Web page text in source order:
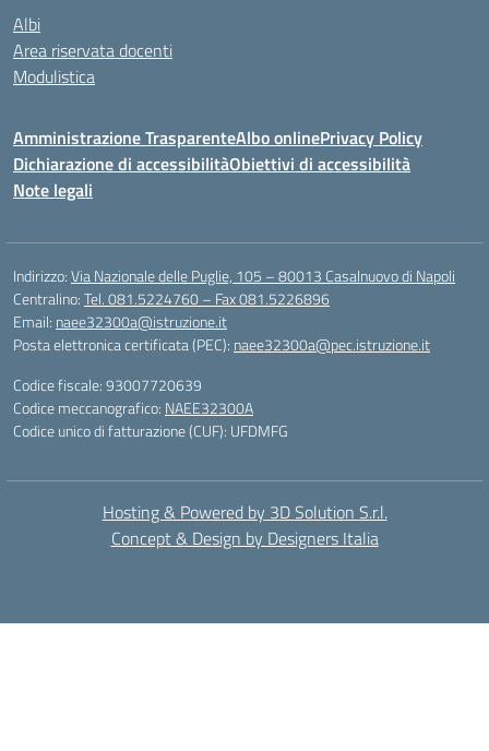
Albi
Area riservata docenti
Modulistica
Amministrazione TrasparenteAlbo onlinePrivacy Policy
Dichiarazione di accessibilitàObiettivi di accessibilità
Note legali
Indirizzo:Via Nazionale delle Puglie, 105 – 80013 Casalnuovo di Napoli
Centralino:Tel. 081.5224760 – Fax 081.5226896
Email: naee32300a@istruzione.it
Posta elettronica certificata (PEC): naee32300a@pec.istruzione.it
Codice fiscale: 93007720639
Codice meccanografico: NAEE32300A
Codice unico di fatturazione (CUF): UFDMFG
Hosting & Powered by 3D Solution S.r.l.
Concept & Design by Designers Italia